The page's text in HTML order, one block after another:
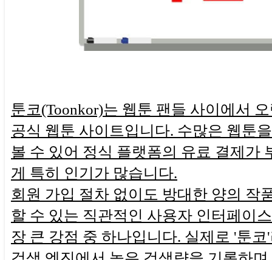
툰코(Toonkor)는 웹툰 팬들 사이에서
공식 웹툰 사이트입니다. 수많은 웹툰
볼 수 있어 정식 플랫폼의 유료 결제가
게 특히 인기가 많습니다.
회원 가입 절차 없이도 방대한 양의 작
할 수 있는 직관적인 사용자 인터페이
장 큰 강점 중 하나입니다. 실제로 '툰